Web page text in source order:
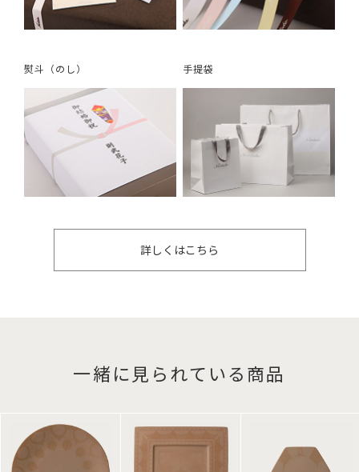
熨斗（のし） 手提袋
詳しくはこちら
一緒に見られている商品